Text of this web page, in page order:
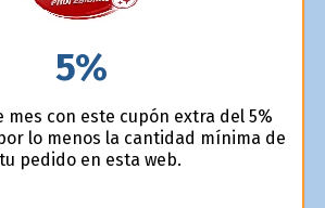
5%
mes con este cupón extra del 5%
lo menos la cantidad mínima de
pedido en esta web.